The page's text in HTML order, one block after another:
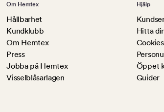
Om Hemtex
Hållbarhet
Kundklubb
Om Hemtex
Press
Jobba på Hemtex
Visselblåsarlagen
Hjälp
Hitta
Cookies
Öppet
Guider